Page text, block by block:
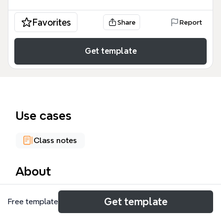
Favorites Share Report
Get template
Use cases
Class notes
About
El mapa mental 'Componentes Básicos del Sistema
de Computo' es una guía visual para estudiantes y
Free template Get template